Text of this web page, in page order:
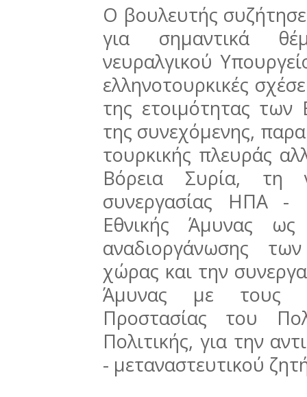
Ο βουλευτής
για σημαντικά
νευραλγικού
ελληνοτουρκικές
της ετοιμότητας
της συνεχόμενης,
τουρκικής πλευράς
Βόρεια Συρία, τη
συνεργασίας ΗΠΑ -
Εθνικής Άμυνας ως
αναδιοργάνωσης
χώρας και την
Άμυνας με τους
Προστασίας του
Πολιτικής, για την
- μεταναστευτικού